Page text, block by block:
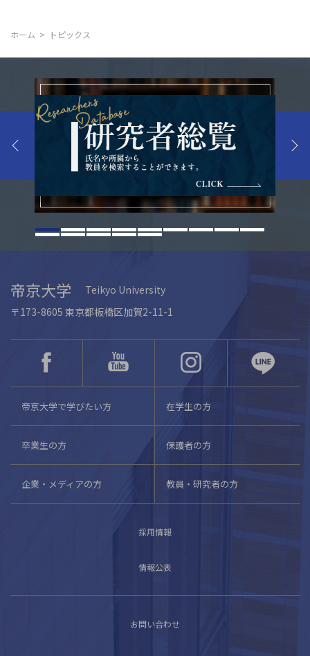
ホーム トピックス
帝京大学
Teikyo University
〒173-8605 東京都板橋区加賀2-11-1
帝京大学で学びたい方 在学生の方
卒業生の方 保護者の方
企業・メディアの方 教員・研究者の方
採用情報
情報公表
お問い合わせ